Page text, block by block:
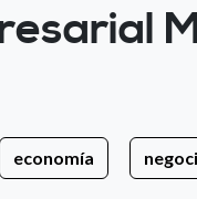
economía